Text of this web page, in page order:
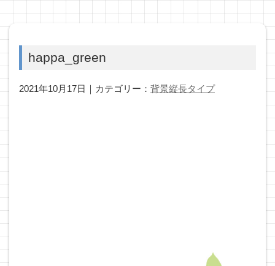
happa_green
2021年10月17日｜カテゴリー： 背景縦長タイプ